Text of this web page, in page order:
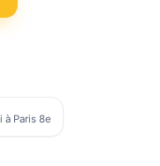
à Paris 8e